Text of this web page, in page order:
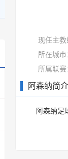
现任主教
所在城市
所属联赛
阿森纳简介
阿森纳足
简称阿森纳